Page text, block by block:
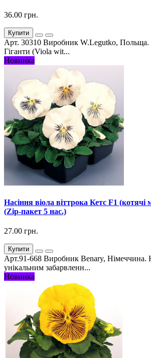
36.00 грн.
Купити
Арт. 30310 Виробник W.Legutko, Польща.
Гіганти (Viola wit...
Новинка
Насіння віола віттрока Кетс F1 (котячі
(Zip-пакет 5 нас.)
27.00 грн.
Купити
Арт.91-668 Виробник Benary, Німеччина.
унікальним забарвленн...
Новинка